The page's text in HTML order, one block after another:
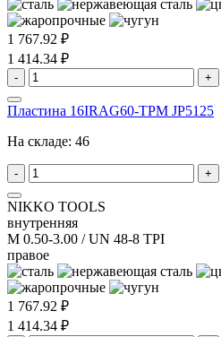
1 767.92 ₽
1 414.34 ₽
- +
Пластина 16IRAG60-TPM JP5125
На складе: 46
- +
NIKKO TOOLS
внутренняя
M 0.50-3.00 / UN 48-8 TPI
правое
1 767.92 ₽
1 414.34 ₽